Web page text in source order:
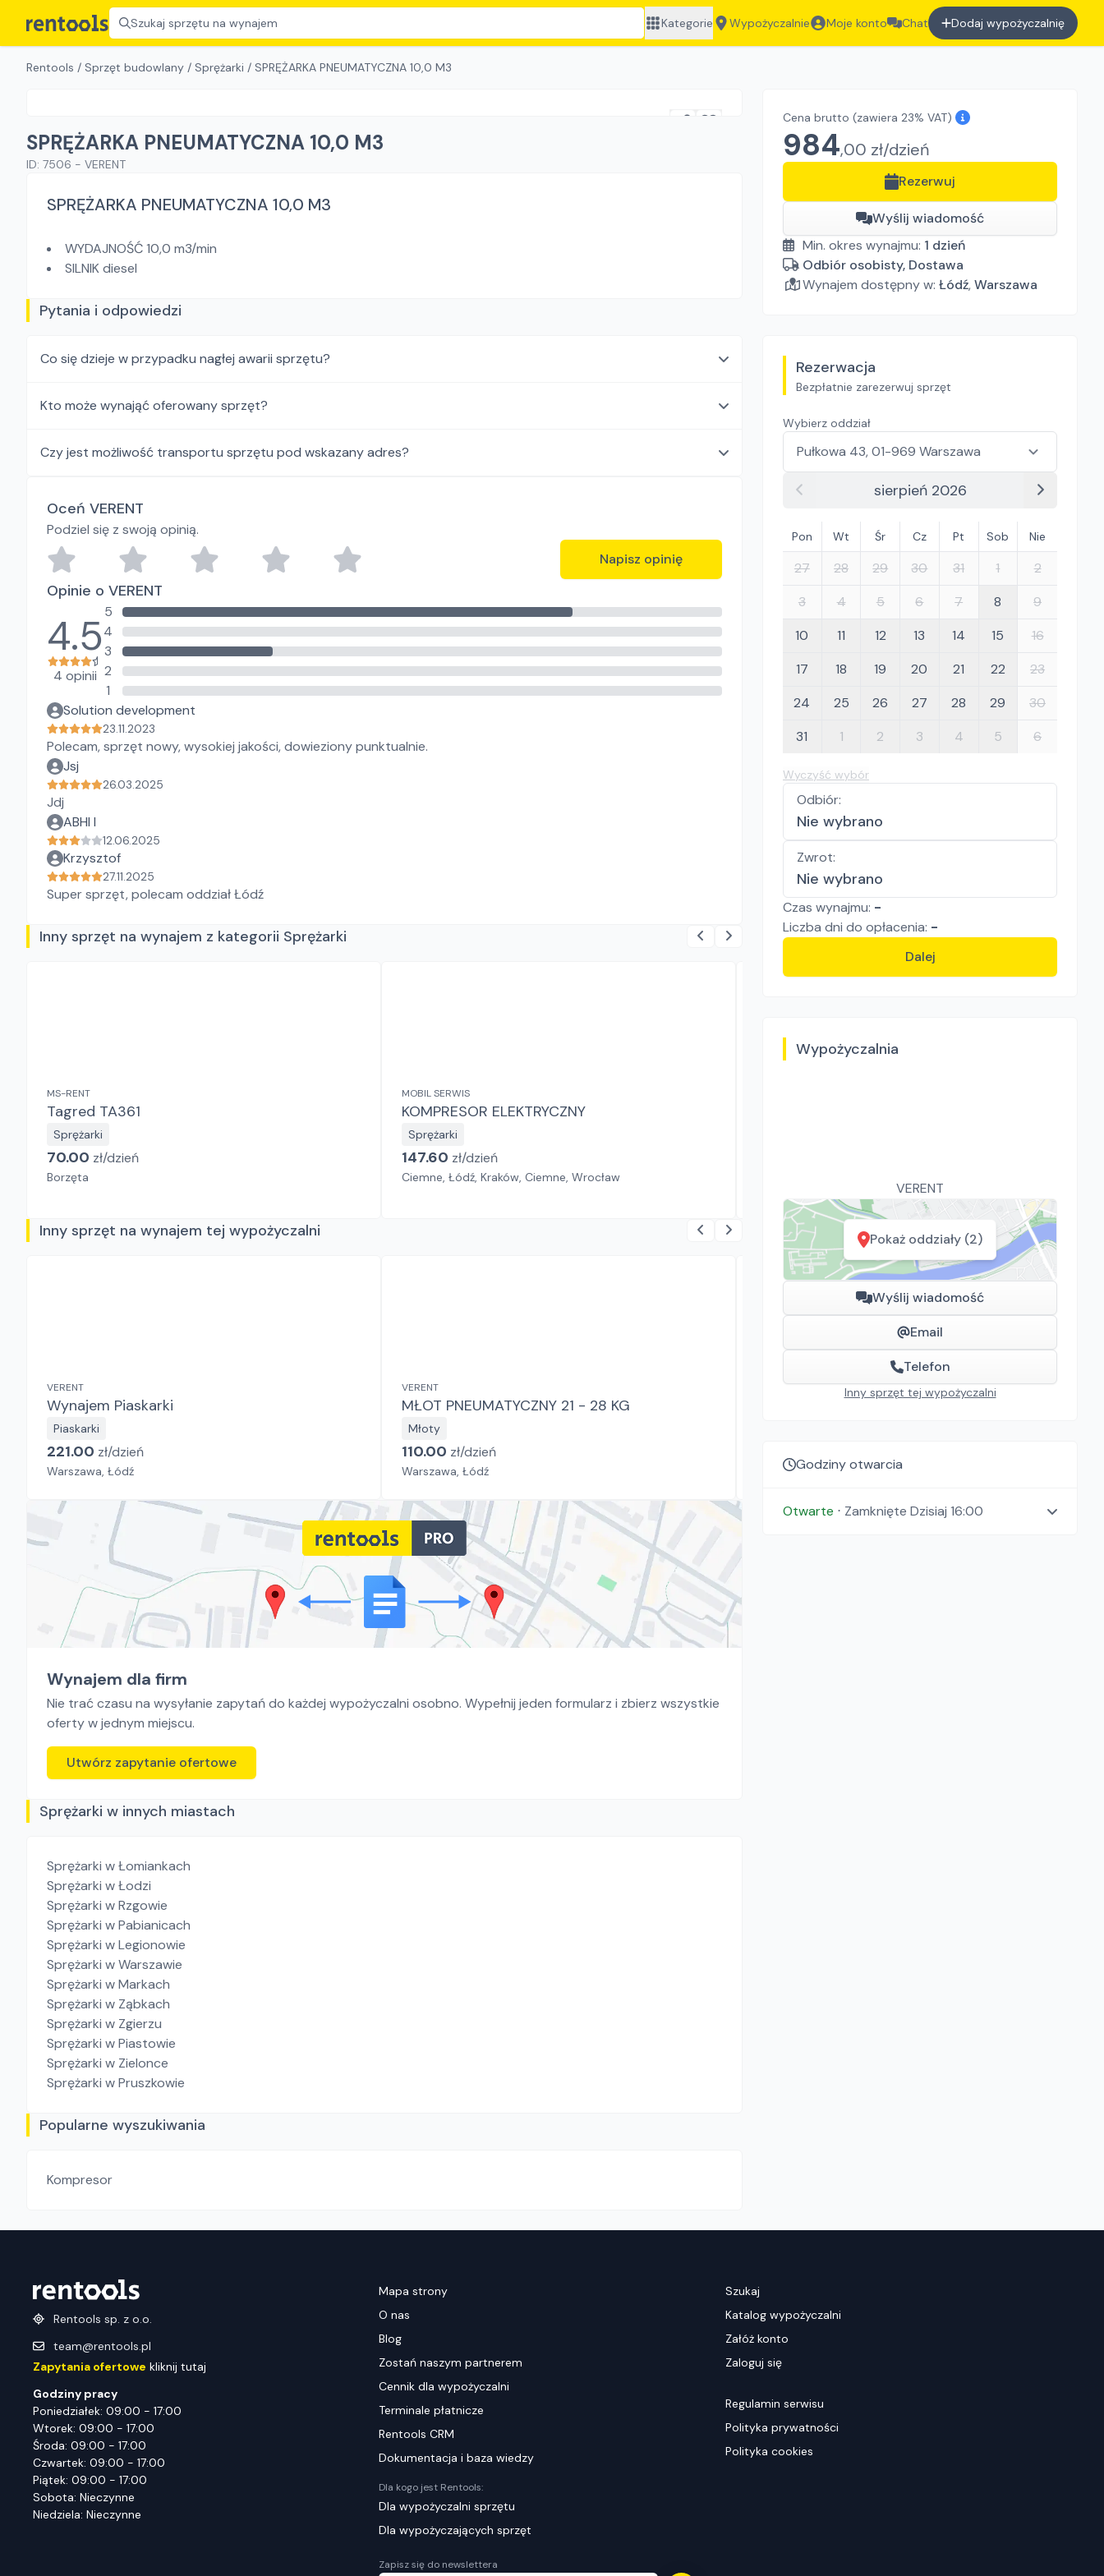
Szukaj sprzętu na wynajem Kategorie Wypożyczalnie Moje konto Chat Dodaj wypożyczalnię
Rentools / Sprzęt budowlany / Sprężarki / SPRĘŻARKA PNEUMATYCZNA 10,0 M3
SPRĘŻARKA PNEUMATYCZNA 10,0 M3
ID: 7506 - VERENT
Cena brutto (zawiera 23% VAT)
984,00 zł/dzień
Rezerwuj
Wyślij wiadomość
Min. okres wynajmu: 1 dzień
Odbiór osobisty, Dostawa
Wynajem dostępny w: Łódź,Warszawa
Rezerwacja
Bezpłatnie zarezerwuj sprzęt
Wybierz oddział
sierpień 2026
Pon Wt Śr Cz Pt Sob Nie
27 28 29 30 31 1
2
3
4 5 6 7 8
9
10
11 12 13 14 15
16
17
18 19 20 21 22
23
24
25 26 27 28 29
30
31
1 2 3 4 5 6
Wyczyść wybór
Odbiór:
Nie wybrano
Zwrot:
Nie wybrano
Czas wynajmu: -
Liczba dni do opłacenia: -
Dalej
Wypożyczalnia
VERENT
Pokaż oddziały (2)
Wyślij wiadomość
Email
Telefon
Inny sprzęt tej wypożyczalni
Godziny otwarcia
Otwarte ⋅ Zamknięte Dzisiaj 16:00
SPRĘŻARKA PNEUMATYCZNA 10,0 M3
WYDAJNOŚĆ 10,0 m3/min
SILNIK diesel
Pytania i odpowiedzi
Co się dzieje w przypadku nagłej awarii sprzętu?
Kto może wynająć oferowany sprzęt?
Czy jest możliwość transportu sprzętu pod wskazany adres?
Oceń VERENT
Podziel się z swoją opinią.
Napisz opinię
Opinie o VERENT
4.5
4 opinii
5
4
3
2
1
Solution development
23.11.2023
Polecam, sprzęt nowy, wysokiej jakości, dowieziony punktualnie.
Jsj
26.03.2025
Jdj
ABHI I
12.06.2025
Krzysztof
27.11.2025
Super sprzęt, polecam oddział Łódź
Inny sprzęt na wynajem z kategorii Sprężarki
MS-RENT
Tagred TA361
Sprężarki
70.00 zł/dzień
Borzęta
MOBIL SERWIS
KOMPRESOR ELEKTRYCZNY
Sprężarki
147.60 zł/dzień
Ciemne, Łódź, Kraków, Ciemne, Wrocław
Inny sprzęt na wynajem tej wypożyczalni
VERENT
Wynajem Piaskarki
Piaskarki
221.00 zł/dzień
Warszawa, Łódź
VERENT
MŁOT PNEUMATYCZNY 21 - 28 KG
Młoty
110.00 zł/dzień
Warszawa, Łódź
VERENT
POJEMNIK DO BETONU KWADRATOWY
Warszawa, Łódź
Wynajem dla firm
Nie trać czasu na wysyłanie zapytań do każdej wypożyczalni osobno. Wypełnij jeden formularz i zbierz wszystkie
oferty w jednym miejscu.
Utwórz zapytanie ofertowe
Sprężarki w innych miastach
Sprężarki w Łomiankach
Sprężarki w Łodzi
Sprężarki w Rzgowie
Sprężarki w Pabianicach
Sprężarki w Legionowie
Sprężarki w Warszawie
Sprężarki w Markach
Sprężarki w Ząbkach
Sprężarki w Zgierzu
Sprężarki w Piastowie
Sprężarki w Zielonce
Sprężarki w Pruszkowie
Popularne wyszukiwania
Kompresor
Rentools sp. z o.o.
team@rentools.pl
Zapytania ofertowe kliknij tutaj
Godziny pracy
Poniedziałek: 09:00 - 17:00
Wtorek: 09:00 - 17:00
Środa: 09:00 - 17:00
Czwartek: 09:00 - 17:00
Piątek: 09:00 - 17:00
Sobota: Nieczynne
Niedziela: Nieczynne
Mapa strony
O nas
Blog
Zostań naszym partnerem
Cennik dla wypożyczalni
Terminale płatnicze
Rentools CRM
Dokumentacja i baza wiedzy
Dla kogo jest Rentools:
Dla wypożyczalni sprzętu
Dla wypożyczających sprzęt
Zapisz się do newslettera
Szukaj
Katalog wypożyczalni
Załóż konto
Zaloguj się
Regulamin serwisu
Polityka prywatności
Polityka cookies